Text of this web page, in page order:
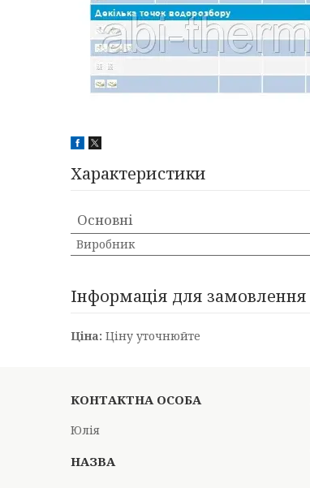
Характеристики
Основні
Виробник
Інформація для замовлення
Ціна: Ціну уточнюйте
Юлія